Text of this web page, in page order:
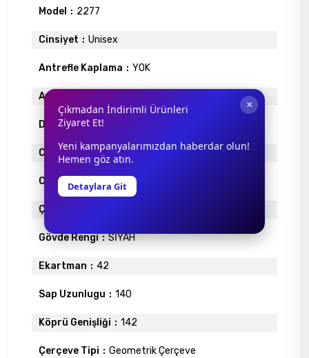
Model 2277
Cinsiyet Unisex
Antrefle Kaplama YOK
Ayna
Degrade VAR
Cam Materyali ORGANİK
Cam Rengi SİYAH
Çerçeve Materyali
Gövde Rengi SİYAH
Ekartman 42
Sap Uzunlugu 140
Köprü Genişliği 142
Çerçeve Tipi Geometrik Çerçeve
×
Çıkmadan İndirimli Ürünleri
Ziyaret Et!
Yeni kampanyalarımızdan haberdar olun!
Hemen göz atın.
Detaylara Git